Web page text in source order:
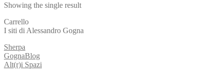
Showing the single result
Carrello
I siti di Alessandro Gogna
Sherpa
GognaBlog
Alt(r)i Spazi